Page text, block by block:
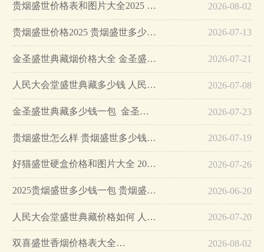
贵烟盛世价格表和图片大全2025 贵烟盛世多少钱一包… 2026-08-02
贵烟盛世价格2025 贵烟盛世多少钱一包… 2026-07-13
金圣盛世典藏烟价格大全 金圣盛世典藏多少钱一包… 2026-07-21
人民大会堂盛世典藏多少钱 人民大会堂盛世典藏价格… 2026-07-08
金圣盛世典藏多少钱一包 金圣盛世典藏香烟价格及图片大全… 2026-07-23
贵烟盛世怎么样 贵烟盛世多少钱一盒… 2026-07-19
好猫盛世硬盒价格和图片大全 2025好猫盛世香烟价格… 2026-07-26
2025贵烟盛世多少钱一包 贵烟盛世价格表及图片大全… 2026-06-20
人民大会堂盛世典藏价格如何 人民大会堂盛世典藏价格表图… 2026-07-20
双喜盛世香烟价格表大全… 2026-08-02